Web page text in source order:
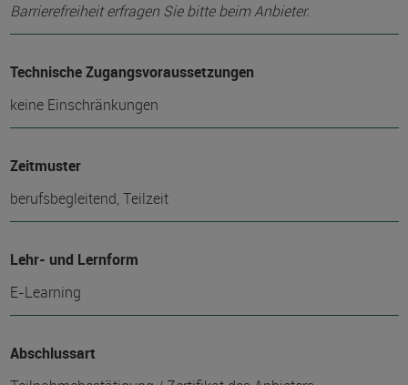
Barrierefreiheit erfragen Sie bitte beim Anbieter.
Technische Zugangsvoraussetzungen
keine Einschränkungen
Zeitmuster
berufsbegleitend, Teilzeit
Lehr- und Lernform
E-Learning
Abschlussart